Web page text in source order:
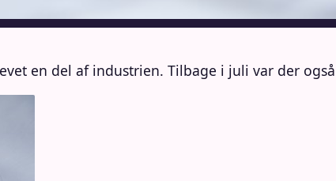
en del af industrien. Tilbage i juli var der